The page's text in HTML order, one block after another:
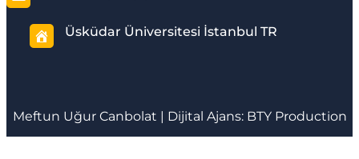
Üsküdar Üniversitesi İstanbul TR
Meftun Uğur Canbolat | Dijital Ajans: BTY Production